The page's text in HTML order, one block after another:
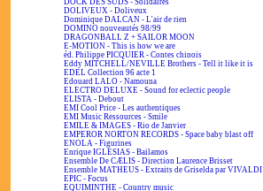
DOCK DES SUDS - Solidaires
DOLIVEUX - Doliveux
Dominique DALCAN - L'air de rien
DOMINO nouveautés 98/99
DRAGONBALL Z + SAILOR MOON
E-MOTION - This is how we are
éd. Philippe PICQUIER - Contes chinois
Eddy MITCHELL/NEVILLE Brothers - Tell it like it is
EDEL Collection 96 acte 1
Edouard LALO - Namouna
ELECTRO DELUXE - Sound for eclectic people
ELISTA - Debout
EMI Cool Price - Les authentiques
EMI Music Ressources - Smile
EMILE & IMAGES - Rio de Janvier
EMPEROR NORTON RECORDS - Space baby blast off
ENOLA - Figurines
Enrique IGLESIAS - Bailamos
Ensemble De CÆLIS - Direction Laurence Brisset
Ensemble MATHEUS - Extraits de Griselda par VIVALDI
EPIC - Focus
EQUIMINTHE - Country music